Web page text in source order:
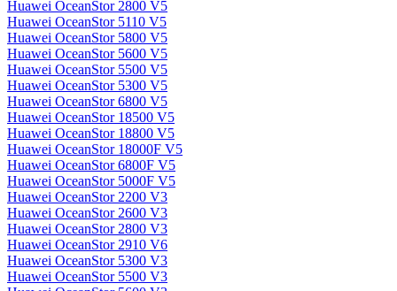
Huawei OceanStor 2800 V5
Huawei OceanStor 5110 V5
Huawei OceanStor 5800 V5
Huawei OceanStor 5600 V5
Huawei OceanStor 5500 V5
Huawei OceanStor 5300 V5
Huawei OceanStor 6800 V5
Huawei OceanStor 18500 V5
Huawei OceanStor 18800 V5
Huawei OceanStor 18000F V5
Huawei OceanStor 6800F V5
Huawei OceanStor 5000F V5
Huawei OceanStor 2200 V3
Huawei OceanStor 2600 V3
Huawei OceanStor 2800 V3
Huawei OceanStor 2910 V6
Huawei OceanStor 5300 V3
Huawei OceanStor 5500 V3